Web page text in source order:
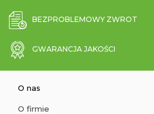
BEZPROBLEMOWY ZWROT
GWARANCJA JAKOŚCI
O nas
O firmie